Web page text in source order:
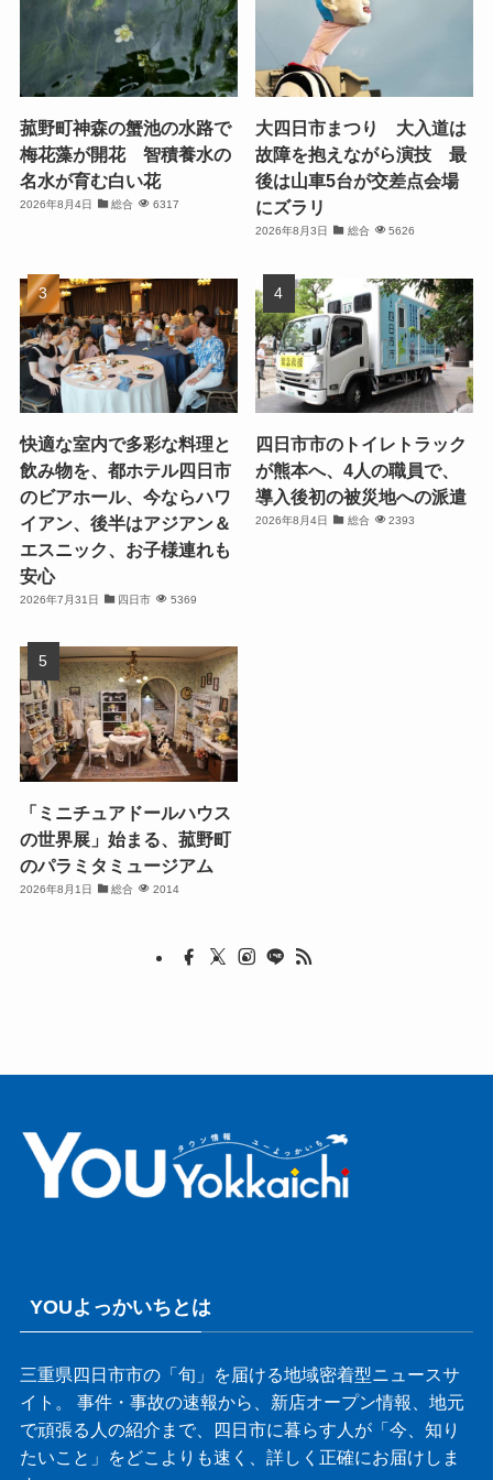
菰野町神森の蟹池の水路で
梅花藻が開花 智積養水の
名水が育む白い花
2026年8月4日 総合 6317
大四日市まつり 大入道は
故障を抱えながら演技 最
後は山車5台が交差点会場
にズラリ
2026年8月3日 総合 5626
快適な室内で多彩な料理と
飲み物を、都ホテル四日市
のビアホール、今ならハワ
イアン、後半はアジアン＆
エスニック、お子様連れも
安心
2026年7月31日 四日市 5369
四日市市のトイレトラック
が熊本へ、4人の職員で、
導入後初の被災地への派遣
2026年8月4日 総合 2393
「ミニチュアドールハウス
の世界展」始まる、菰野町
のパラミタミュージアム
2026年8月1日 総合 2014
YOUよっかいちとは
三重県四日市市の「旬」を届ける地域密着型ニュースサ
イト。 事件・事故の速報から、新店オープン情報、地元
で頑張る人の紹介まで、四日市に暮らす人が「今、知り
たいこと」をどこよりも速く、詳しく正確にお届けしま